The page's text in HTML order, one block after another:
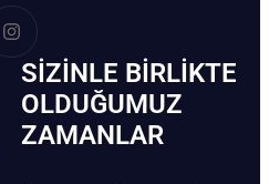
SIZINLE BIRLIKTE
OLDUĞUMUZ
ZAMANLAR